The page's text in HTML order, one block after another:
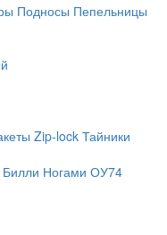
Подносы Пепельницы
Zip-lock Тайники
Билли Ногами ОУ74